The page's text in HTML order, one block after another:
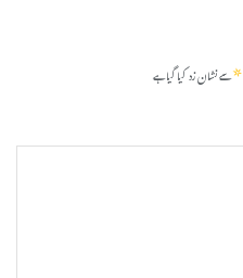
*سے نشان زد کیا گیا ہے